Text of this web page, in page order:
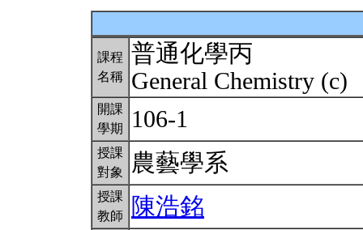
課程
名稱
普通化學丙
General Chemistry (c)
開課
學期
106-1
授課
對象
農藝學系
授課
教師
陳浩銘